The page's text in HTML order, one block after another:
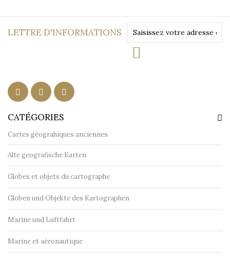
LETTRE D'INFORMATIONS
CATÉGORIES
Cartes géograhiques anciennes
Alte geografische Karten
Globes et objets du cartographe
Globen und Objekte des Kartographen
Marine und Luftfahrt
Marine et aéronautique